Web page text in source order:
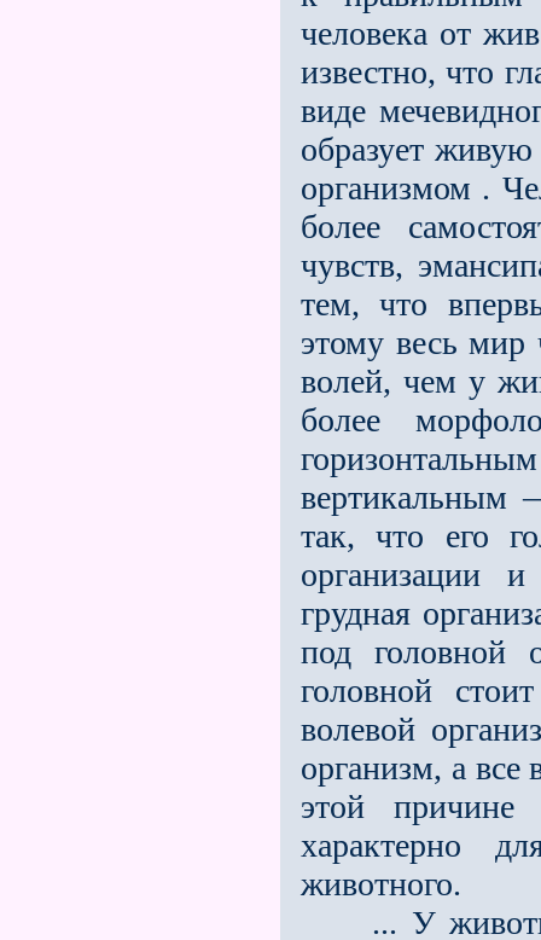
человека от
известно, что
виде
образует
организмом .
более
чувств,
тем, что
этому весь мир
волей, чем у
более
вертикальным
так, что его
организации
грудная
под головной
головной
волевой
организм, а все
этой причине
характерно
животного.
... У